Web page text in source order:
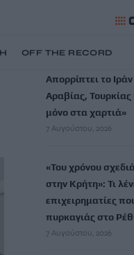
OFF THE RECORD
ΡΟΗ
Απορρίπτει το
Αραβίας, Τουρκίας
μόνο στα χαρτιά»
7 Αυγούστου, 2026
«Του χρόνου
στην Κρήτη»: Τι
επιχειρηματίες
πυρκαγιάς στο
7 Αυγούστου, 2026